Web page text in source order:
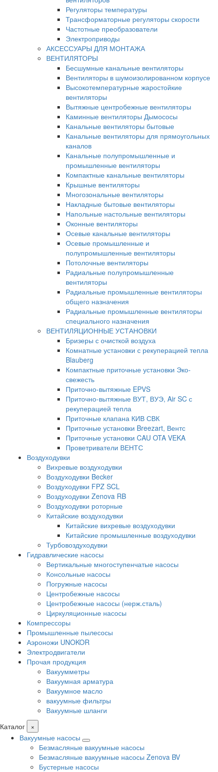
Регуляторы температуры
Трансформаторные регуляторы скорости
Частотные преобразователи
Электроприводы
АКСЕССУАРЫ ДЛЯ МОНТАЖА
ВЕНТИЛЯТОРЫ
Бесшумные канальные вентиляторы
Вентиляторы в шумоизолированном корпусе
Высокотемпературные жаростойкие
вентиляторы
Вытяжные центробежные вентиляторы
Каминные вентиляторы Дымососы
Канальные вентиляторы бытовые
Канальные вентиляторы для прямоугольных
каналов
Канальные полупромышленные и
промышленные вентиляторы
Компактные канальные вентиляторы
Крышные вентиляторы
Многозональные вентиляторы
Накладные бытовые вентиляторы
Напольные настольные вентиляторы
Оконные вентиляторы
Осевые канальные вентиляторы
Осевые промышленные и
полупромышленные вентиляторы
Потолочные вентиляторы
Радиальные полупромышленные
вентиляторы
Радиальные промышленные вентиляторы
общего назначения
Радиальные промышленные вентиляторы
специального назначения
ВЕНТИЛЯЦИОННЫЕ УСТАНОВКИ
Бризеры с очисткой воздуха
Комнатные установки с рекуперацией тепла
Blauberg
Компактные приточные установки Эко-
свежесть
Приточно-вытяжные EPVS
Приточно-вытяжные ВУТ, ВУЭ, Air SC с
рекуперацией тепла
Приточные клапана КИВ СВК
Приточные установки Breezart, Вентс
Приточные установки CAU OTA VEKA
Проветриватели ВЕНТС
Воздуходувки
Вихревые воздуходувки
Воздуходувки Becker
Воздуходувки FPZ SCL
Воздуходувки Zenova RB
Воздуходувки роторные
Китайские воздуходувки
Китайские вихревые воздуходувки
Китайские промышленные воздуходувки
Турбовоздуходувки
Гидравлические насосы
Вертикальные многоступенчатые насосы
Консольные насосы
Погружные насосы
Центробежные насосы
Центробежные насосы (нерж.сталь)
Циркуляционные насосы
Компрессоры
Промышленные пылесосы
Аэроножи UNOKOR
Электродвигатели
Прочая продукция
Вакуумметры
Вакуумная арматура
Вакуумное масло
вакуумные фильтры
Вакуумные шланги
Каталог
×
Вакуумные насосы
Безмасляные вакуумные насосы
Безмасляные вакуумные насосы Zenova BV
Бустерные насосы